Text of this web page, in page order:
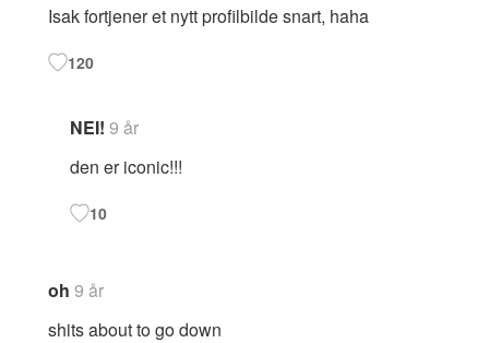
Isak fortjener et nytt profilbilde snart, haha
120
NEI! 9 år
den er iconic!!!
10
oh 9 år
shits about to go down